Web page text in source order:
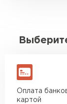
Оплата
картой